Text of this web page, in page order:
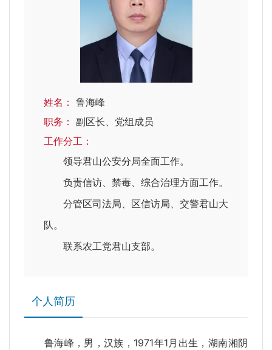
姓名： 鲁海峰
职务： 副区长、党组成员
工作分工：
领导君山公安分局全面工作。
负责信访、禁毒、综合治理方面工作。
分管区司法局、区信访局、交警君山大
队。
联系农工党君山支部。
个人简历
鲁海峰，男，汉族，1971年1月出生，湖南湘阴